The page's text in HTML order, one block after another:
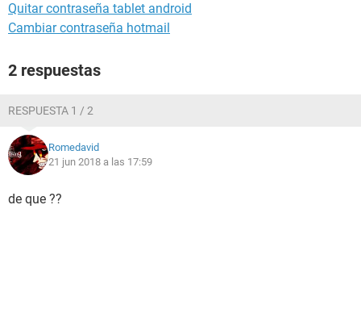
Quitar contraseña tablet android
Cambiar contraseña hotmail
2 respuestas
RESPUESTA 1 / 2
Romedavid
21 jun 2018 a las 17:59
de que ??